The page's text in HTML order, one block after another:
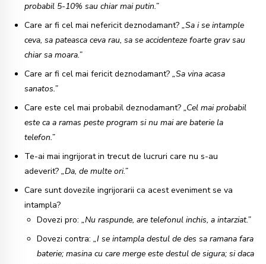
probabil 5-10% sau chiar mai putin.”
Care ar fi cel mai nefericit deznodamant? „Sa i se intample
ceva, sa pateasca ceva rau, sa se accidenteze foarte grav sau
chiar sa moara.”
Care ar fi cel mai fericit deznodamant? „Sa vina acasa
sanatos.”
Care este cel mai probabil deznodamant? „Cel mai probabil
este ca a ramas peste program si nu mai are baterie la
telefon.”
Te-ai mai ingrijorat in trecut de lucruri care nu s-au
adeverit? „Da, de multe ori.”
Care sunt dovezile ingrijorarii ca acest eveniment se va
intampla?
Dovezi pro: „Nu raspunde, are telefonul inchis, a intarziat.”
Dovezi contra: „I se intampla destul de des sa ramana fara
baterie; masina cu care merge este destul de sigura; si daca